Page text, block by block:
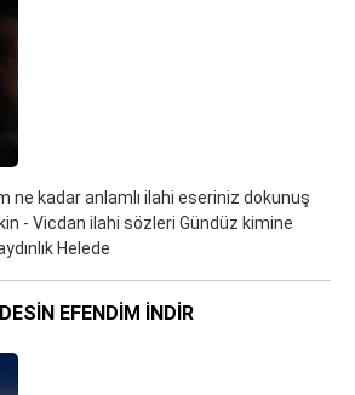
ne kadar anlamlı ilahi eseriniz dokunuş
- Vicdan ilahi sözleri Gündüz kimine
Helede
EFENDIM İNDIR